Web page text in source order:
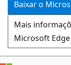
Baixar o
Mais
Microsoft Edge